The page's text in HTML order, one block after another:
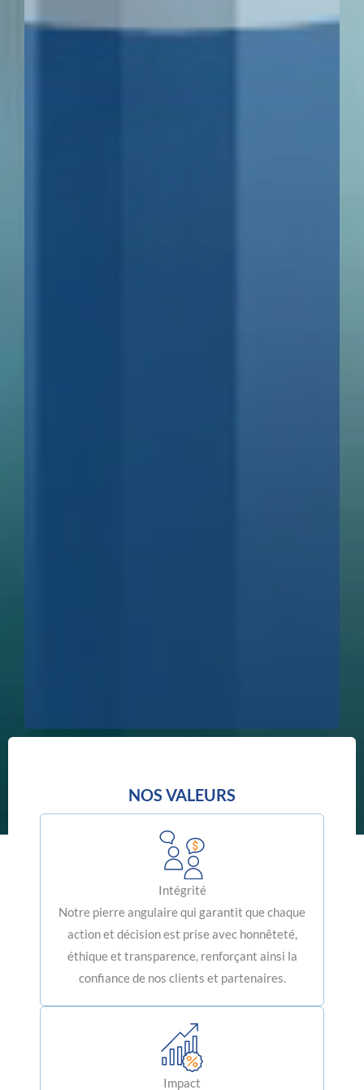
NOS VALEURS
Intégrité
Notre pierre angulaire qui garantit que chaque
action et décision est prise avec honnêteté,
éthique et transparence, renforçant ainsi la
confiance de nos clients et partenaires.
Impact